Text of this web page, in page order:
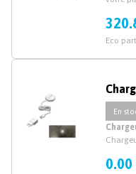
Eco
En